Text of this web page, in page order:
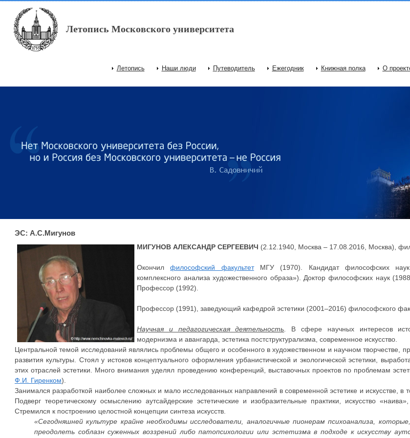
Перейти к основному содержанию
Летопись Московского университета
Главное меню
Летопись Наши люди Путеводитель Ежегодник Книжная полка О
ЭС: А.С.Мигунов
МИГУНОВ АЛЕКСАНДР СЕРГЕЕВИЧ (2.12.1940, Москва – 17.08.2016, Москва),
Окончилфилософский факультетМГУ (1970). Кандидат философских наук
комплексного анализа художественного образа»). Доктор философских наук
Профессор (1992).
Профессор (1991), заведующий кафедрой эстетики (2001–2016) философского
Научная и педагогическая деятельность . В сфере научных интересов
модернизма и авангарда, эстетика постструктурализма, современное искусство.
Центральной темой исследований являлись проблемы общего и особенного в художественном и научном творчестве,
развития культуры. Стоял у истоков концептуального оформления урбанистической и экологической эстетики,
этих отраслей эстетики. Много внимания уделял проведению конференций, выставочных проектов по проблемам
Ф.И. Гиренком).
Занимался разработкой наиболее сложных и мало исследованных направлений в современной эстетике и искусстве, в
Подверг теоретическому осмыслению аутсайдерские эстетические и изобразительные практики, искусство
Стремился к построению целостной концепции синтеза искусств.
«Сегодняшней культуре крайне необходимы исследователи, аналогичные пионерам психоанализа,
преодолеть соблазн суженных воззрений либо патопсихологии или эстетизма в подходе к искусству